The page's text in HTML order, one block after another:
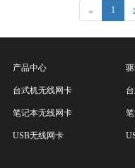
« 1
产品中心
台式机无线网卡
笔记本无线网卡
USB无线网卡